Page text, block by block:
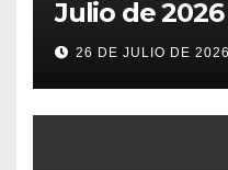
Julio de 2026
26 DE JULIO DE 2026